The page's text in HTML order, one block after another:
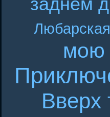
заднем
Любарская
мою